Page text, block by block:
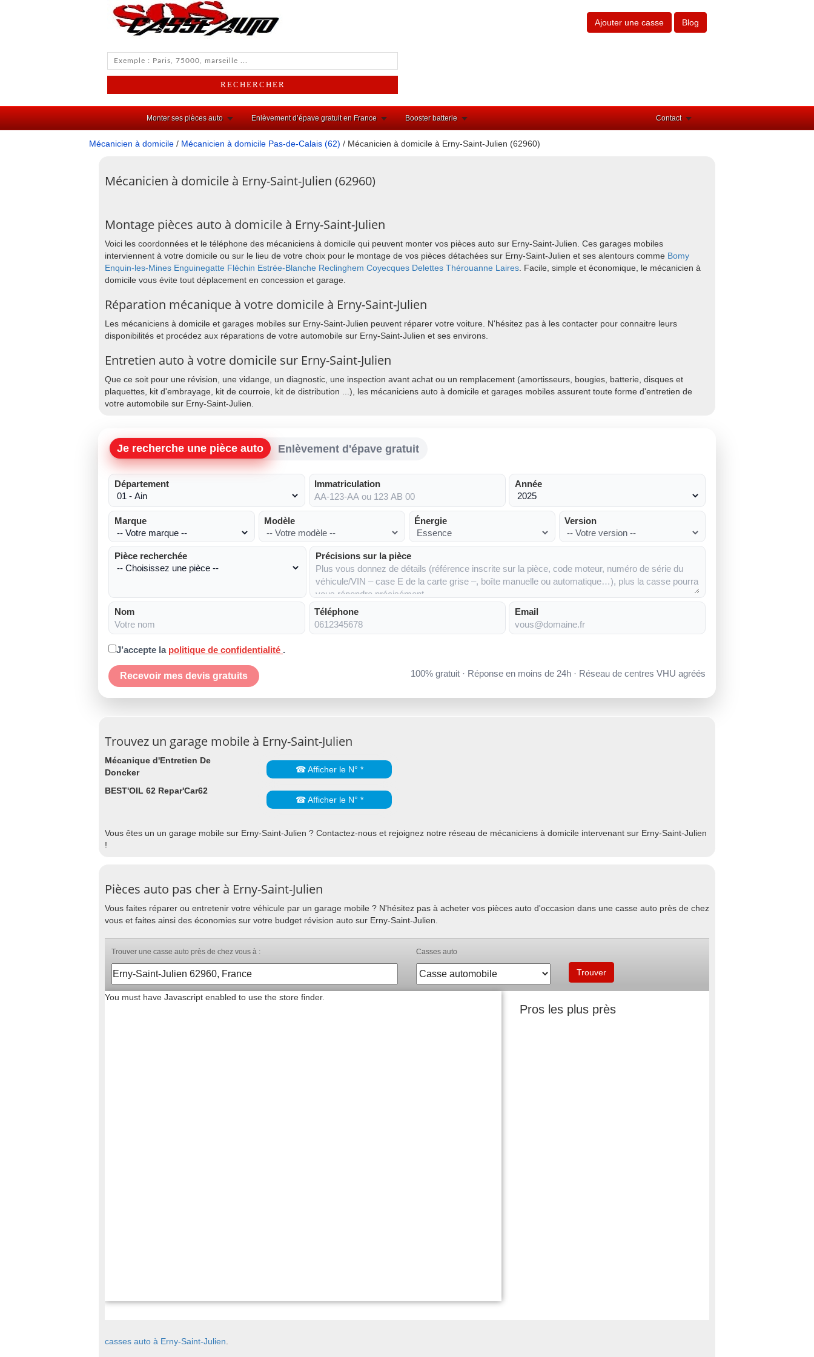
Ajouter une casse Blog
Monter ses pièces auto Enlèvement d’épave gratuit en France Booster batterie Contact
Mécanicien à domicile / Mécanicien à domicile Pas-de-Calais (62) / Mécanicien à domicile à Erny-Saint-Julien (62960)
Mécanicien à domicile à Erny-Saint-Julien (62960)
Montage pièces auto à domicile à Erny-Saint-Julien
Voici les coordonnées et le téléphone des mécaniciens à domicile qui peuvent monter vos pièces auto sur Erny-Saint-Julien. Ces garages mobiles
interviennent à votre domicile ou sur le lieu de votre choix pour le montage de vos pièces détachées sur Erny-Saint-Julien et ses alentours comme Bomy
Enquin-les-Mines Enguinegatte Fléchin Estrée-Blanche Reclinghem Coyecques Delettes Thérouanne Laires . Facile, simple et économique, le mécanicien à
domicile vous évite tout déplacement en concession et garage.
Réparation mécanique à votre domicile à Erny-Saint-Julien
Les mécaniciens à domicile et garages mobiles sur Erny-Saint-Julien peuvent réparer votre voiture. N'hésitez pas à les contacter pour connaitre leurs
disponibilités et procédez aux réparations de votre automobile sur Erny-Saint-Julien et ses environs.
Entretien auto à votre domicile sur Erny-Saint-Julien
Que ce soit pour une révision, une vidange, un diagnostic, une inspection avant achat ou un remplacement (amortisseurs, bougies, batterie, disques et
plaquettes, kit d'embrayage, kit de courroie, kit de distribution ...), les mécaniciens auto à domicile et garages mobiles assurent toute forme d'entretien de
votre automobile sur Erny-Saint-Julien.
Je recherche une pièce auto Enlèvement d'épave gratuit
Département Immatriculation Année
Marque Modèle Énergie Version
Pièce recherchée Précisions sur la pièce
Nom Téléphone Email
J’accepte la politique de confidentialité .
Recevoir mes devis gratuits 100% gratuit · Réponse en moins de 24h · Réseau de centres VHU agréés
Trouvez un garage mobile à Erny-Saint-Julien
Mécanique d'Entretien De
Doncker
☎ Afficher le N° *
BEST'OIL 62 Repar'Car62
☎ Afficher le N° *
Vous êtes un un garage mobile sur Erny-Saint-Julien ? Contactez-nous et rejoignez notre réseau de mécaniciens à domicile intervenant sur Erny-Saint-Julien
!
Pièces auto pas cher à Erny-Saint-Julien
Vous faites réparer ou entretenir votre véhicule par un garage mobile ? N'hésitez pas à acheter vos pièces auto d'occasion dans une casse auto près de chez
vous et faites ainsi des économies sur votre budget révision auto sur Erny-Saint-Julien.
casses auto à Erny-Saint-Julien